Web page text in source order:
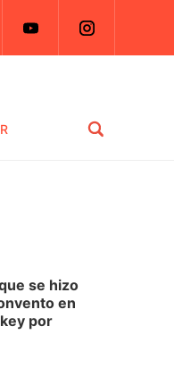
se hizo
en
por